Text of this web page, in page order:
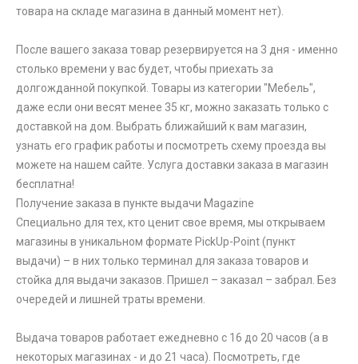
товара на складе магазина в данный момент нет).
После вашего заказа товар резервируется на 3 дня - именно
столько времени у вас будет, чтобы приехать за
долгожданной покупкой. Товары из категории "Мебель",
даже если они весят менее 35 кг, можно заказать только с
доставкой на дом. Выбрать ближайший к вам магазин,
узнать его график работы и посмотреть схему проезда вы
можете на нашем сайте. Услуга доставки заказа в магазин
бесплатна!
Получение заказа в пункте выдачи Magazine
Специально для тех, кто ценит свое время, мы открываем
магазины в уникальном формате PickUp-Point (пункт
выдачи) – в них только терминал для заказа товаров и
стойка для выдачи заказов. Пришел – заказал – забрал. Без
очередей и лишней траты времени.
Выдача товаров работает ежедневно с 16 до 20 часов (а в
некоторых магазинах - и до 21 часа). Посмотреть, где